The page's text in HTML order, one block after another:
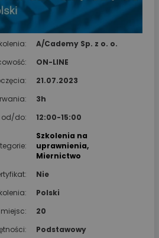
A/Cademy Sp. z o. o.
ON-LINE
21.07.2023
3h
od/do:
12:00-15:00
Szkolenia na
uprawnienia,
Miernictwo
Nie
Polski
20
Podstawowy